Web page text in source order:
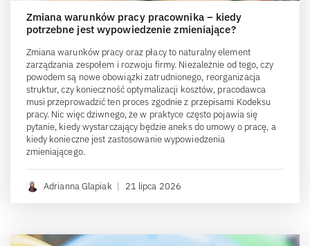
Zmiana warunków pracy pracownika – kiedy
potrzebne jest wypowiedzenie zmieniające?
Zmiana warunków pracy oraz płacy to naturalny element
zarządzania zespołem i rozwoju firmy. Niezależnie od tego, czy
powodem są nowe obowiązki zatrudnionego, reorganizacja
struktur, czy konieczność optymalizacji kosztów, pracodawca
musi przeprowadzić ten proces zgodnie z przepisami Kodeksu
pracy. Nic więc dziwnego, że w praktyce często pojawia się
pytanie, kiedy wystarczający będzie aneks do umowy o pracę, a
kiedy konieczne jest zastosowanie wypowiedzenia
zmieniającego.
Adrianna Glapiak | 21 lipca 2026